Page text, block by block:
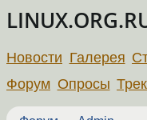
Новости Галерея
Форум Опросы